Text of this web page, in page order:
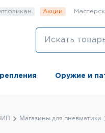
Акции
Оружие и
Магазины для пневматики